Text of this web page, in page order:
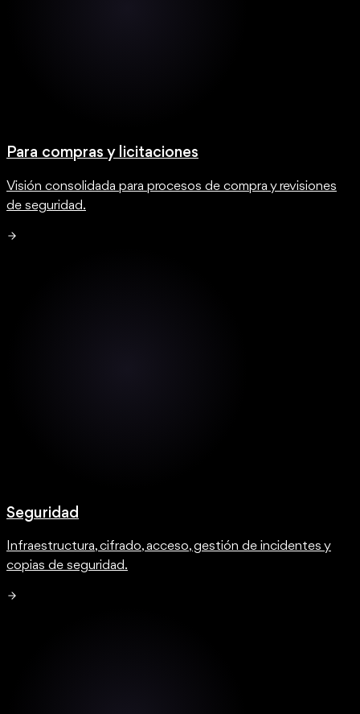
Para compras y licitaciones
Visión consolidada para procesos de compra y revisiones
de seguridad.
Seguridad
Infraestructura, cifrado, acceso, gestión de incidentes y
copias de seguridad.